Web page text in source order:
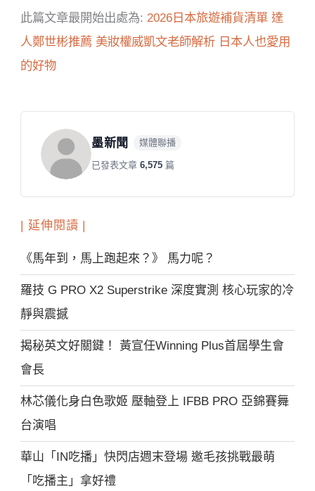
此篇文章最開始出處為: 2026日本旅遊補貨清單 達
人鄭世彬推薦 美妝權威凱文老師解析 日本人也愛用
的好物
墨新聞 媒體聯播
已發表文章6,575 篇
| 延伸閱讀 |
《馬年到，馬上跑起來？》 馬力呢？
羅技 G PRO X2 Superstrike 深度實測 核心玩家的冷
靜與震撼
揭秘英文好關鍵！ 黃宣任Winning Plus首屆學生會
會長
林芯儀化身白色歌姬 壓軸登上 IFBB PRO 亞錦賽舞
台演唱
華山「IN吃播」快閃店週末登場 邀毛孩挑戰最萌
「吃播主」拿好禮